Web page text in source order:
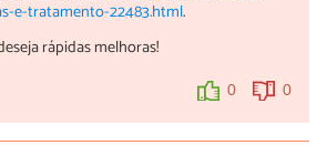
e-tratamento-22483.html.
rápidas melhoras!
0 0